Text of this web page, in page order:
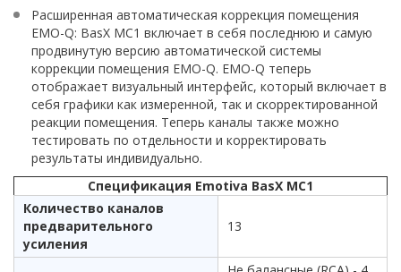
Расширенная автоматическая коррекция помещения
EMO-Q: BasX MC1 включает в себя последнюю и самую
продвинутую версию автоматической системы
коррекции помещения EMO-Q. EMO-Q теперь
отображает визуальный интерфейс, который включает в
себя графики как измеренной, так и скорректированной
реакции помещения. Теперь каналы также можно
тестировать по отдельности и корректировать
результаты индивидуально.
Спецификация Emotiva BasX MC1
Количество каналов
предварительного
усиления
13